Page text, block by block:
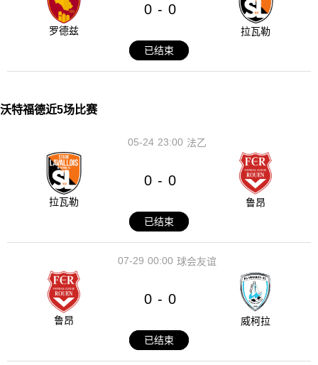
罗德兹
0 - 0
拉瓦勒
已结束
沃特福德近5场比赛
23:00
05-24 法乙
拉瓦勒
0 - 0
鲁昂
已结束
00:00
07-29 球会友谊
鲁昂
0 - 0
威柯拉
已结束